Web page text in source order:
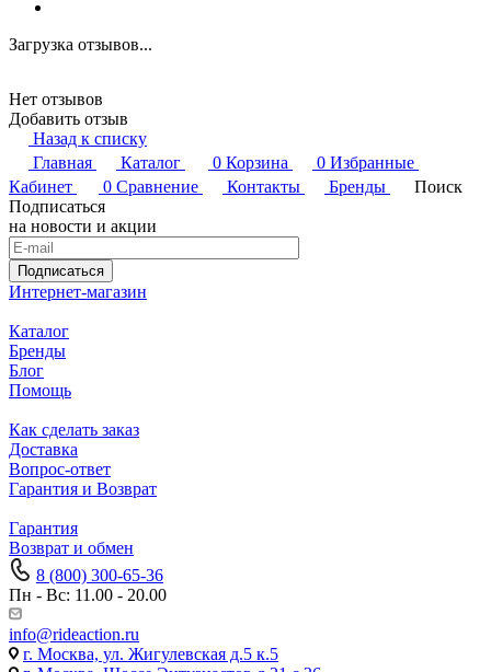
Загрузка отзывов...
Нет отзывов
Добавить отзыв
Назад к списку
Главная
Каталог 0 Корзина 0 Избранные
Кабинет
0 Сравнение Контакты Бренды
Поиск
Подписаться
на новости и акции
Подписаться
Интернет-магазин
Каталог
Бренды
Блог
Помощь
Как сделать заказ
Доставка
Вопрос-ответ
Гарантия и Возврат
Гарантия
Возврат и обмен
8 (800) 300-65-36
Пн - Вс: 11.00 - 20.00
info@rideaction.ru
г. Москва, ул. Жигулевская д.5 к.5